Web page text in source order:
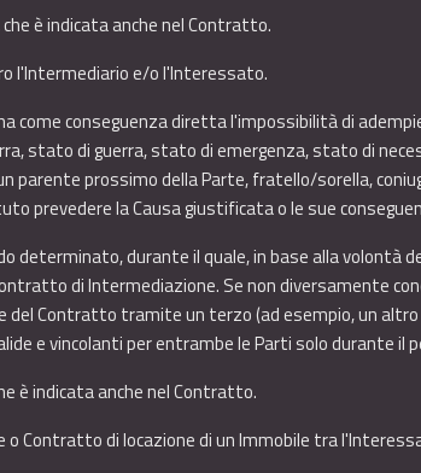
è indicata anche nel Contratto.
l'Intermediario e/o l'Interessato.
come conseguenza diretta l'impossibilità di
stato di guerra, stato di emergenza, stato di
parente prossimo della Parte, fratello/sorella,
prevedere la Causa giustificata o le sue
determinato, durante il quale, in base alla volontà
di Intermediazione. Se non diversamente
Contratto tramite un terzo (ad esempio, un
e vincolanti per entrambe le Parti solo durante il
è indicata anche nel Contratto.
Contratto di locazione di un Immobile tra